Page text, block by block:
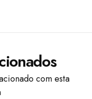
com esta